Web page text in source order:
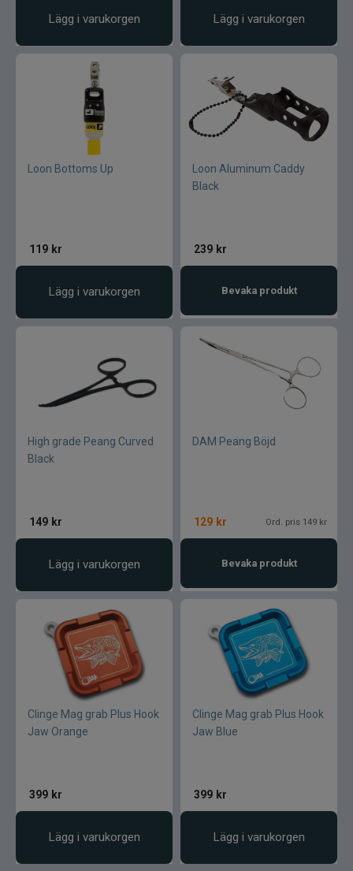
Lägg i varukorgen Lägg i varukorgen
Loon Bottoms Up
119 kr
Lägg i varukorgen
Loon Aluminum Caddy
Black
239 kr
Bevaka produkt
High grade Peang Curved
Black
149 kr
Lägg i varukorgen
DAM Peang Böjd
129 kr Ord. pris 149 kr
Bevaka produkt
Clinge Mag grab Plus Hook
Jaw Orange
399 kr
Lägg i varukorgen
Clinge Mag grab Plus Hook
Jaw Blue
399 kr
Lägg i varukorgen